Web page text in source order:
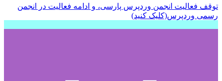
توقف فعالیت انجمن وردپرس پارسی، و ادامه فعالیت در انجمن
رسمی وردپرس(کلیک کنید)